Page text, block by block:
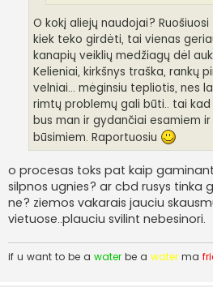
O kokį aliejų naudojai?
kiek teko girdėti, tai vienas
kanapių veiklių medžiagų dėl
Kelieniai, kirkšnys traška, rankų
velniai... mėginsiu tepliotis, nes
rimtų problemų gali būti.. tai
bus man ir gydančiai esamiem
būsimiem. Raportuosiu
o procesas toks pat kaip
silpnos ugnies? ar cbd rusys tinka
ne? ziemos vakarais jauciu
vietuose..plauciu svilint nebesinori.
if u want to be a water be a water ma